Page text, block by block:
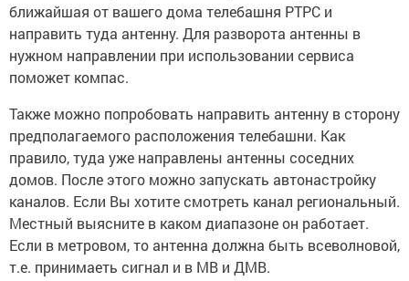
ближайшая от вашего дома телебашня РТРС и
направить туда антенну. Для разворота антенны в
нужном направлении при использовании сервиса
поможет компас.
Также можно попробовать направить антенну в сторону
предполагаемого расположения телебашни. Как
правило, туда уже направлены антенны соседних
домов. После этого можно запускать автонастройку
каналов. Если Вы хотите смотреть канал региональный.
Местный выясните в каком диапазоне он работает.
Если в метровом, то антенна должна быть всеволновой,
т.е. принимаеть сигнал и в МВ и ДМВ.